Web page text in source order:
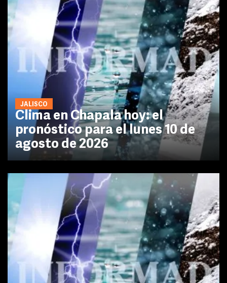
JALISCO
Clima en Chapala hoy: el
pronóstico para el lunes 10 de
agosto de 2026